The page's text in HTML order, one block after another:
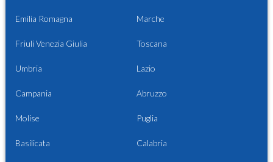
Emilia Romagna Marche
Friuli Venezia Giulia Toscana
Umbria Lazio
Campania Abruzzo
Molise Puglia
Basilicata Calabria